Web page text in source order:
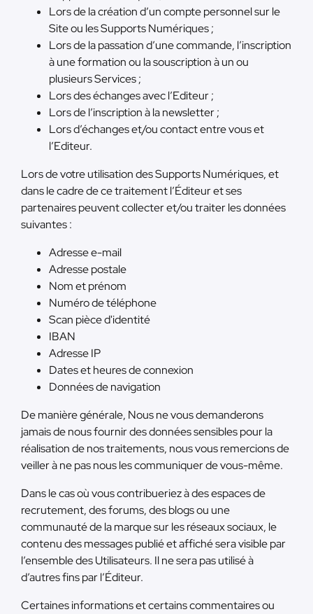
Lors de la création d’un compte personnel sur le
Site ou les Supports Numériques ;
Lors de la passation d’une commande, l’inscription
à une formation ou la souscription à un ou
plusieurs Services ;
Lors des échanges avec l’Editeur ;
Lors de l’inscription à la newsletter ;
Lors d’échanges et/ou contact entre vous et
l’Editeur.
Lors de votre utilisation des Supports Numériques, et
dans le cadre de ce traitement l’Éditeur et ses
partenaires peuvent collecter et/ou traiter les données
suivantes :
Adresse e-mail
Adresse postale
Nom et prénom
Numéro de téléphone
Scan pièce d'identité
IBAN
Adresse IP
Dates et heures de connexion
Données de navigation
De manière générale, Nous ne vous demanderons
jamais de nous fournir des données sensibles pour la
réalisation de nos traitements, nous vous remercions de
veiller à ne pas nous les communiquer de vous-même.
Dans le cas où vous contribueriez à des espaces de
recrutement, des forums, des blogs ou une
communauté de la marque sur les réseaux sociaux, le
contenu des messages publié et affiché sera visible par
l’ensemble des Utilisateurs. Il ne sera pas utilisé à
d’autres fins par l’Éditeur.
Certaines informations et certains commentaires ou